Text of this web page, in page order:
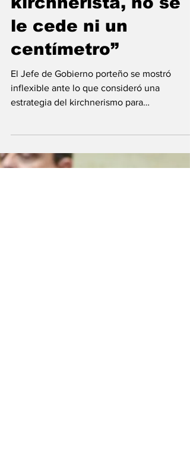
siempre. Pero a la
extorsión
kirchnerista, no se
le cede ni un
centímetro”
estrategia del kirchnerismo para
instrumentalizar a su favor...